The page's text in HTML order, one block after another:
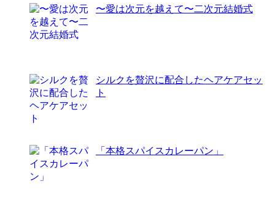
〜愛は次元を越えて〜二次元結婚式
シルクを贅沢に配合したヘアケアセッ
ト
「本格スパイスカレーパン」